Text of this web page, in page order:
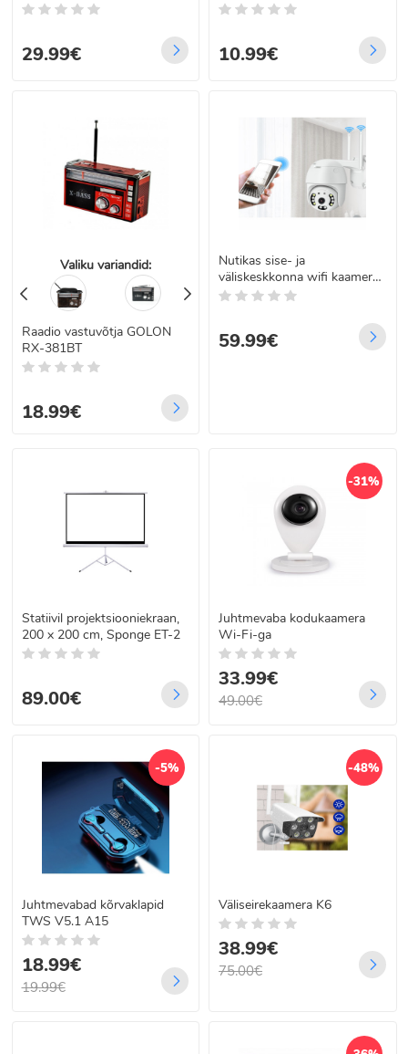
29.99€ 10.99€
Valiku variandid:
Raadio vastuvõtja GOLON
RX-381BT
18.99€
Nutikas sise- ja
väliskeskkonna wifi kaamera
liikumisanduriga
59.99€
Statiivil projektsiooniekraan,
200 x 200 cm, Sponge ET-2
89.00€
-31%
Juhtmevaba kodukaamera
Wi-Fi-ga
33.99€
49.00€
-5%
Juhtmevabad kõrvaklapid
TWS V5.1 A15
18.99€
19.99€
-48%
Väliseirekaamera K6
38.99€
75.00€